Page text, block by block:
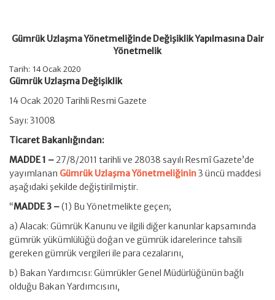
Gümrük Uzlaşma Yönetmeliğinde Değişiklik Yapılmasına Dair
Yönetmelik
Tarih: 14 Ocak 2020
Gümrük Uzlaşma Değişiklik
14 Ocak 2020 Tarihli Resmi Gazete
Sayı: 31008
Ticaret Bakanlığından:
MADDE 1 –27/8/2011 tarihli ve 28038 sayılı Resmî Gazete’de
yayımlanan Gümrük Uzlaşma Yönetmeliğinin3 üncü maddesi
aşağıdaki şekilde değiştirilmiştir.
“MADDE 3 –(1) Bu Yönetmelikte geçen;
a) Alacak: Gümrük Kanunu ve ilgili diğer kanunlar kapsamında
gümrük yükümlülüğü doğan ve gümrük idarelerince tahsili
gereken gümrük vergileri ile para cezalarını,
b) Bakan Yardımcısı: Gümrükler Genel Müdürlüğünün bağlı
olduğu Bakan Yardımcısını,